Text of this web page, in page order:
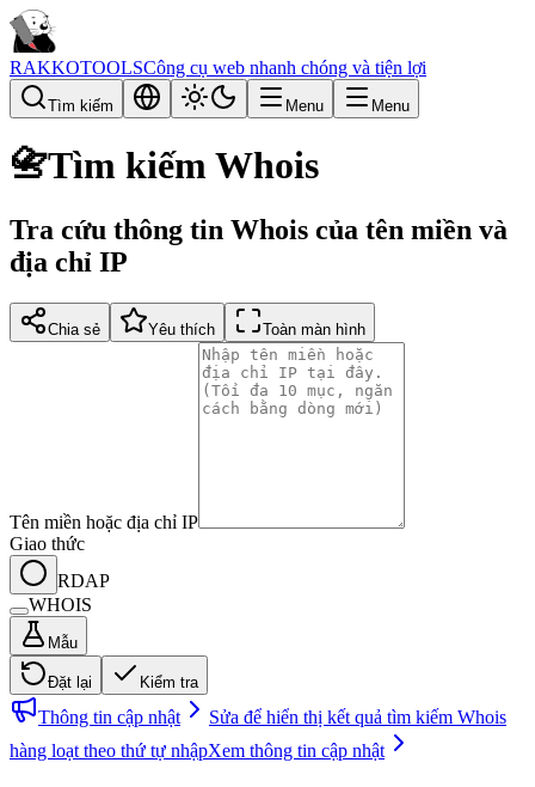
RAKKOTOOLSCông cụ web nhanh chóng và tiện lợi
Tìm kiếm Menu Menu
📇Tìm kiếm Whois
Tra cứu thông tin Whois của tên miền và
địa chỉ IP
Chia sẻ Yêu thích Toàn màn hình
Tên miền hoặc địa chỉ IP
Giao thức
RDAP
WHOIS
Mẫu
Đặt lại Kiểm tra
Thông tin cập nhật
Sửa để hiển thị kết quả tìm kiếm Whois
hàng loạt theo thứ tự nhậpXem thông tin cập nhật